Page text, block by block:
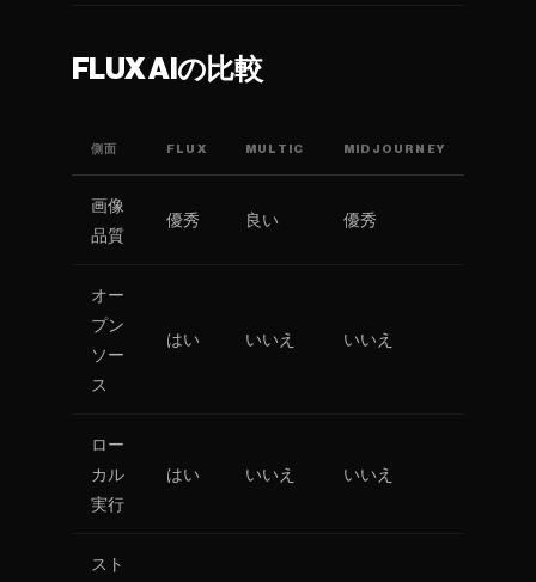
FLUX AIの比較
側面 FLUX MULTIC MIDJOURNEY
画像
品質
優秀 良い 優秀
オー
プン
ソー
ス
はい いいえ いいえ
ロー
カル
実行
はい いいえ いいえ
スト